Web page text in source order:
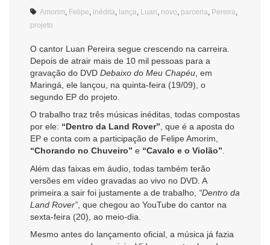
Amorim Felipe inédita lança Luan novo parceria Pereira
projeto
O cantor Luan Pereira segue crescendo na carreira.
Depois de atrair mais de 10 mil pessoas para a
gravação do DVD Debaixo do Meu Chapéu , em
Maringá, ele lançou, na quinta-feira (19/09), o
segundo EP do projeto.
O trabalho traz três músicas inéditas, todas compostas
por ele: “Dentro da Land Rover” , que é a aposta do
EP e conta com a participação de Felipe Amorim,
“Chorando no Chuveiro” e “Cavalo e o Violão”
Além das faixas em áudio, todas também terão
versões em vídeo gravadas ao vivo no DVD. A
primeira a sair foi justamente a de trabalho, “Dentro da
Land Rover” , que chegou ao YouTube do cantor na
sexta-feira (20), ao meio-dia.
Mesmo antes do lançamento oficial, a música já fazia